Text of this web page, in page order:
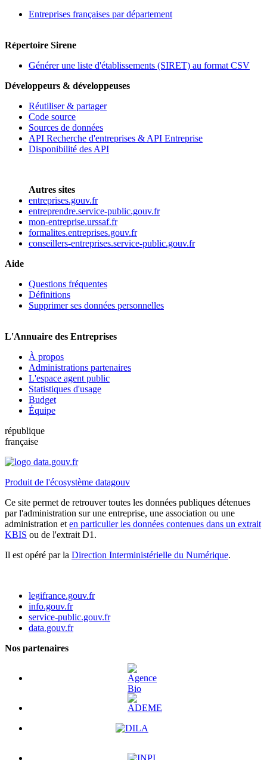
Entreprises françaises par département
Répertoire Sirene
Générer une liste d'établissements (SIRET) au format CSV
Développeurs & développeuses
Réutiliser & partager
Code source
Sources de données
API Recherche d'entreprises & API Entreprise
Disponibilité des API
Autres sites
entreprises.gouv.fr
entreprendre.service-public.gouv.fr
mon-entreprise.urssaf.fr
formalites.entreprises.gouv.fr
conseillers-entreprises.service-public.gouv.fr
Aide
Questions fréquentes
Définitions
Supprimer ses données personnelles
L'Annuaire des Entreprises
À propos
Administrations partenaires
L'espace agent public
Statistiques d'usage
Budget
Équipe
république
française
Produit de l'écosystème datagouv
Ce site permet de retrouver toutes les données publiques détenues
par l'administration sur une entreprise, une association ou une
administration et en particulier les données contenues dans un extrait
KBIS ou de l'extrait D1.
Il est opéré par la Direction Interministérielle du Numérique.
legifrance.gouv.fr
info.gouv.fr
service-public.gouv.fr
data.gouv.fr
Nos partenaires